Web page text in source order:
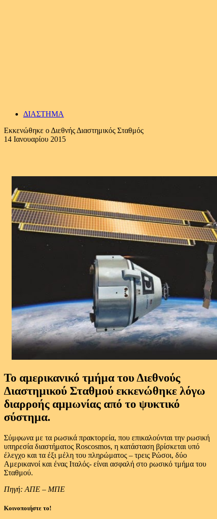
ΔΙΑΣΤΗΜΑ
Εκκενώθηκε ο Διεθνής Διαστημικός Σταθμός
14 Ιανουαρίου 2015
Το αμερικανικό τμήμα του Διεθνούς
Διαστημικού Σταθμού εκκενώθηκε λόγω
διαρροής αμμωνίας από το ψυκτικό
σύστημα.
Σύμφωνα με τα ρωσικά πρακτορεία, που επικαλούνται την ρωσική
υπηρεσία διαστήματος Roscosmos, η κατάσταση βρίσκεται υπό
έλεγχο και τα έξι μέλη του πληρώματος – τρεις Ρώσοι, δύο
Αμερικανοί και ένας Ιταλός- είναι ασφαλή στο ρωσικό τμήμα του
Σταθμού.
Πηγή: ΑΠΕ – ΜΠΕ
Κοινοποιήστε το!